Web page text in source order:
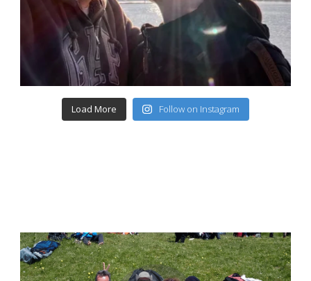
Load More Follow on Instagram